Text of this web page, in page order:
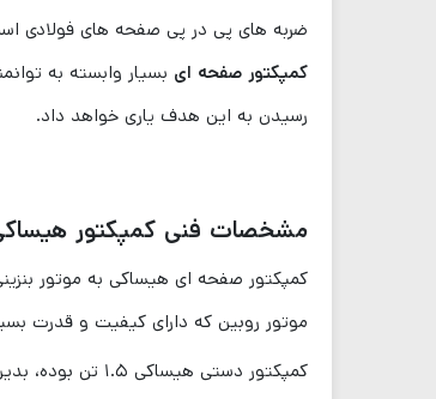
ضربه های پی در پی صفحه های فولادی
کمپکتور صفحه ای بسیار وابسته به
رسیدن به این هدف یاری خواهد داد.
مشخصات فنی کمپکتور
موتور روبین که دارای کیفیت و قدرت